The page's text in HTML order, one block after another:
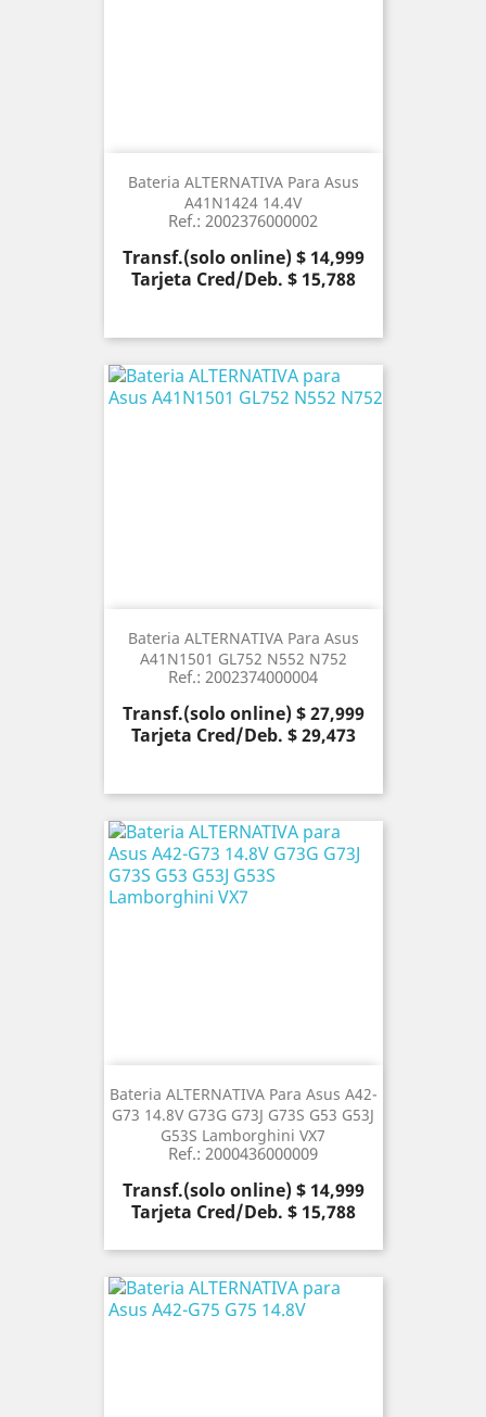
Bateria ALTERNATIVA Para Asus
A41N1424 14.4V
Ref.: 2002376000002
Precio
Transf.(solo online) $ 14,999
Tarjeta Cred/Deb. $ 15,788
Bateria ALTERNATIVA Para Asus
A41N1501 GL752 N552 N752
Ref.: 2002374000004
Precio
Transf.(solo online) $ 27,999
Tarjeta Cred/Deb. $ 29,473
Bateria ALTERNATIVA Para Asus A42-
G73 14.8V G73G G73J G73S G53 G53J
G53S Lamborghini VX7
Ref.: 2000436000009
Precio
Transf.(solo online) $ 14,999
Tarjeta Cred/Deb. $ 15,788